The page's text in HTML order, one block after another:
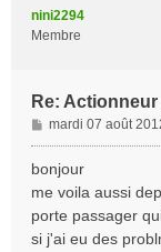
nini2294
Membre
Re:
M
e
s
g
e
mardi 07 août
bonjour
me voila aussi
porte passager
si j'ai eu des